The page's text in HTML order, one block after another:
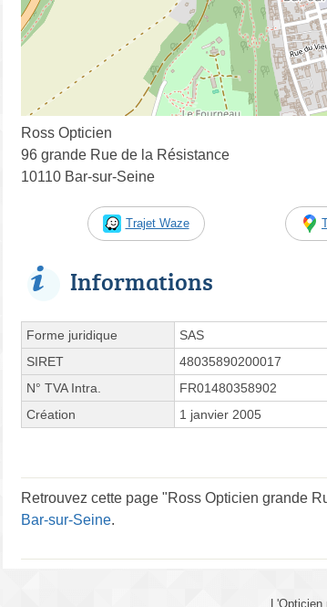
Ross Opticien
96 grande Rue de la Résistance
10110 Bar-sur-Seine
Trajet Waze
Informations
Forme juridique
SAS
SIRET
48035890200017
N° TVA Intra.
FR01480358902
Création
1 janvier 2005
Retrouvez cette page "Ross Opticien grande
Bar-sur-Seine.